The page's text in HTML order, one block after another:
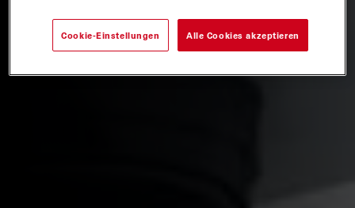
Cookie-Einstellungen Alle Cookies akzeptieren